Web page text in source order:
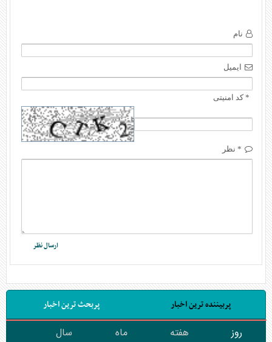
نام
ایمیل
* کد امنیتی
* نظر
پربیننده ترین اخبار پربحث ترین اخبار
روز هفته ماه سال